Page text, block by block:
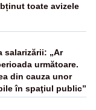
toate avizele
salarizării: „Ar
următoare.
din cauza unor
în spaţiul public”